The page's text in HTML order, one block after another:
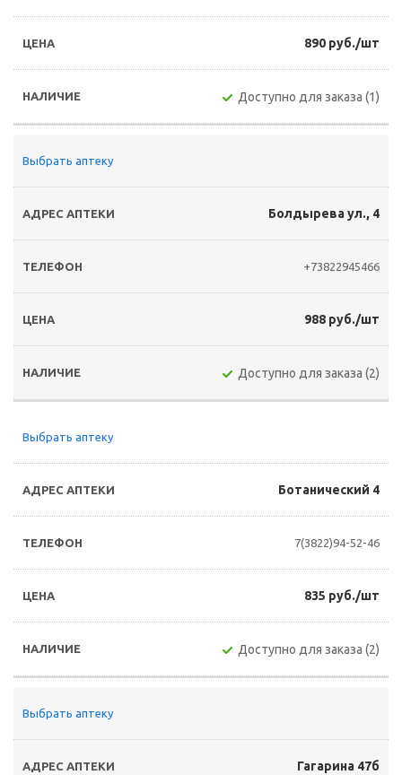
890 руб./шт
Доступно для заказа (1)
Выбрать аптеку
Болдырева ул., 4
+73822945466
988 руб./шт
Доступно для заказа (2)
Выбрать аптеку
Ботанический 4
7(3822)94-52-46
835 руб./шт
Доступно для заказа (2)
Выбрать аптеку
Гагарина 47б